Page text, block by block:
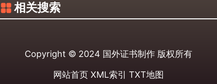
相关搜索
Copyright © 2024 国外证书制作 版权所有
网站首页 XML索引 TXT地图